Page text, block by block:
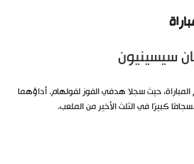
سيسينيون
حيث سجلا هدفي الفوز لفولهام. أداؤهما
كبيرًا في الثلث الأخير من الملعب.